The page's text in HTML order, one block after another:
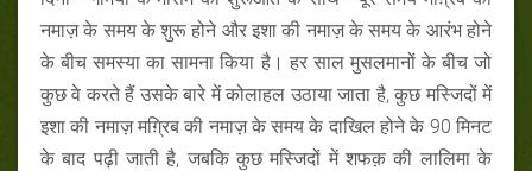
नमाज़ के समय के शुरू होने और इशा की नमाज़ के समय के आरंभ होने
के बीच समस्या का सामना किया है। हर साल मुसलमानों के बीच जो
कुछ वे करते हैं उसके बारे में कोलाहल उठाया जाता है, कुछ मस्जिदों में
इशा की नमाज़ मग़्रिब की नमाज़ के समय के दाखिल होने के 90 मिनट
के बाद पढ़ी जाती है, जबकि कुछ मस्जिदों में शफक़ की लालिमा के